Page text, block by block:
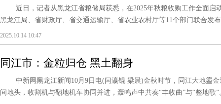
近日，记者从黑龙江省粮储局获悉，在2025年秋粮收购工作全面启
黑龙江局、省财政厅、省交通运输厅、省农业农村厅等11个部门联合发
2025.10.14 10:47
同江市：金粒归仓 黑土翻身
中新网黑龙江新闻10月9日电(闫瀛锟 梁晨)金秋时节，同江大地鎏金
间地头，收割机与翻地机车协同并进，轰鸣声中共奏“丰收曲”与“整地歌